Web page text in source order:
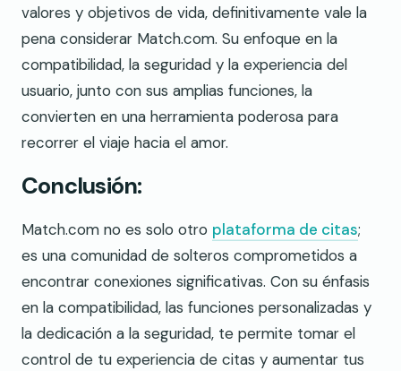
valores y objetivos de vida, definitivamente vale la
pena considerar Match.com. Su enfoque en la
compatibilidad, la seguridad y la experiencia del
usuario, junto con sus amplias funciones, la
convierten en una herramienta poderosa para
recorrer el viaje hacia el amor.
Conclusión:
Match.com no es solo otro plataforma de citas;
es una comunidad de solteros comprometidos a
encontrar conexiones significativas. Con su énfasis
en la compatibilidad, las funciones personalizadas y
la dedicación a la seguridad, te permite tomar el
control de tu experiencia de citas y aumentar tus